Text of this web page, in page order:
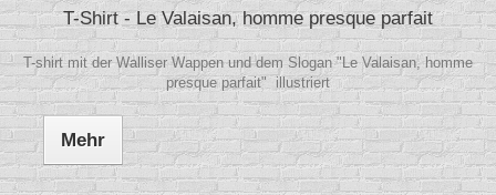
T-Shirt - Le Valaisan, homme presque parfait
T-shirt mit der Walliser Wappen und dem Slogan "Le Valaisan, homme
presque parfait" illustriert
Mehr